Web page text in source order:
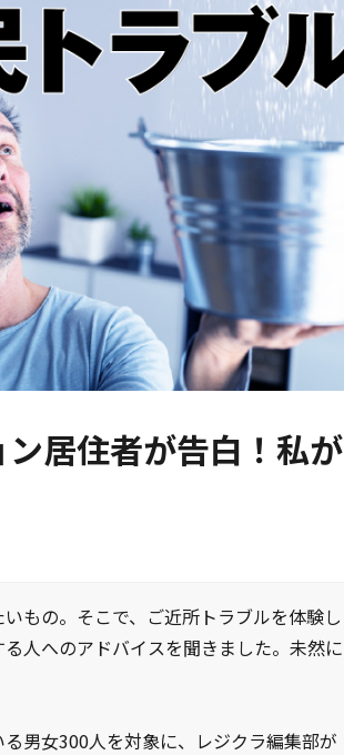
ン居住者が告白！私が
もの。そこで、ご近所トラブルを体験し
人へのアドバイスを聞きました。未然に
男女300人を対象に、レジクラ編集部が